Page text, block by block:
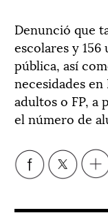
Denunció que
escolares y 156
pública, así
necesidades
adultos o FP, a
el número de